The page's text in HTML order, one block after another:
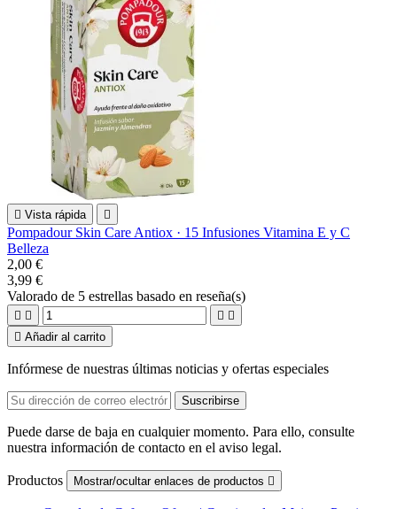
 Vista rápida 
Pompadour Skin Care Antiox · 15 Infusiones Vitamina E y C
Belleza
2,00 €
3,99 €
Valorado de 5 estrellas basado en reseña(s)
   
 Añadir al carrito
Infórmese de nuestras últimas noticias y ofertas especiales
Puede darse de baja en cualquier momento. Para ello, consulte
nuestra información de contacto en el aviso legal.
Productos Mostrar/ocultar enlaces de productos 